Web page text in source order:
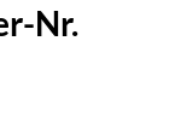
Nr.